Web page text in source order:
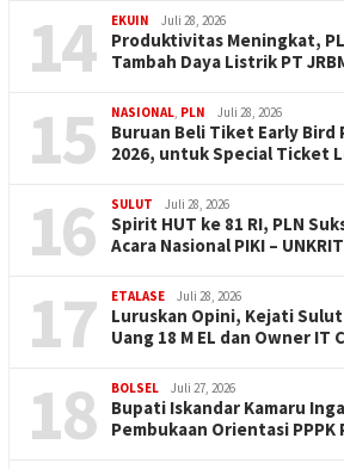
14 EKUIN Juli 28, 2026
Produktivitas Meningkat,
Tambah Daya Listrik PT
15 NASIONAL, PLN Juli 28, 2026
Buruan Beli Tiket Early Bird
2026, untuk Special Ticket
16 SULUT Juli 28, 2026
Spirit HUT ke 81 RI, PLN
Acara Nasional PIKI –
17 ETALASE Juli 28, 2026
Luruskan Opini, Kejati
Uang 18 M EL dan Owner IT
18 BOLSEL Juli 27, 2026
Bupati Iskandar Kamaru
Pembukaan Orientasi PPPK